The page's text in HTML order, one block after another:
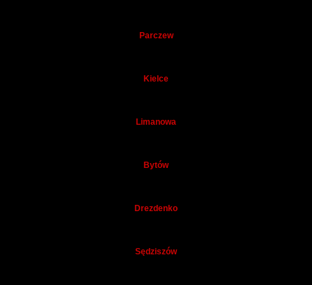
Parczew
Kielce
Limanowa
Bytów
Drezdenko
Sędziszów